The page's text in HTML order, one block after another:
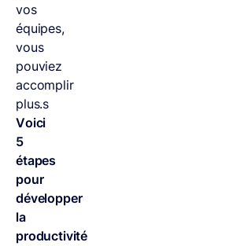
vos
équipes,
vous
pouviez
accomplir
plus.s
Voici
5
étapes
pour
développer
la
productivité